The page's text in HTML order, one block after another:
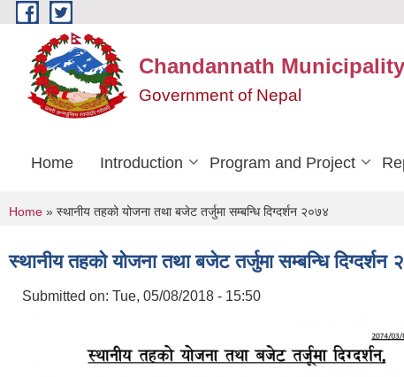
Skip to main content
Chandannath Municipality
Government of Nepal
Home Introduction Program and Project
You are here
Home » स्थानीय तहको योजना तथा बजेट तर्जुमा सम्बन्धि दिग्दर्शन २०७४
स्थानीय तहको योजना तथा बजेट तर्जुमा सम्बन्धि दिग्दर्शन
Submitted on: Tue, 05/08/2018 - 15:50